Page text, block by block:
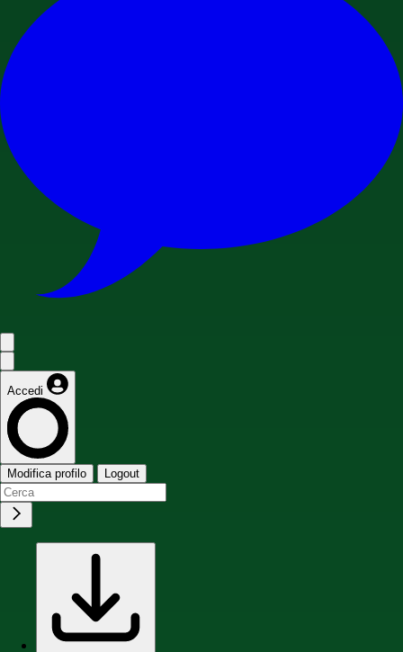
Accedi
Modifica profilo Logout